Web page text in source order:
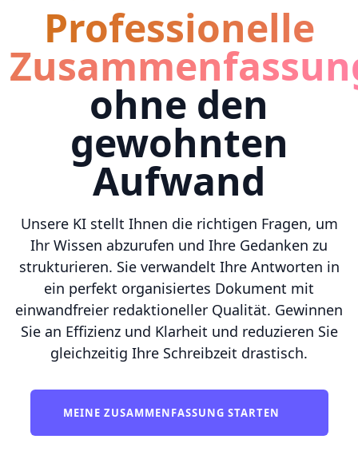
Professionelle
ohne den
gewohnten
Aufwand
Unsere KI stellt Ihnen die richtigen Fragen, um
Ihr Wissen abzurufen und Ihre Gedanken zu
strukturieren. Sie verwandelt Ihre Antworten in
ein perfekt organisiertes Dokument mit
einwandfreier redaktioneller Qualität. Gewinnen
Sie an Effizienz und Klarheit und reduzieren Sie
gleichzeitig Ihre Schreibzeit drastisch.
MEINE ZUSAMMENFASSUNG STARTEN